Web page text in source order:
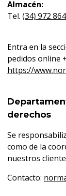
Almacén:
Tel. (34) 972
Entra en la
pedidos online
https://
derechos
Se
como de la
nuestros
Contacto: